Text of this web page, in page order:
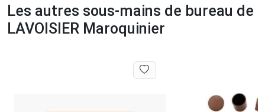
Les autres sous-mains de bureau de
LAVOISIER Maroquinier